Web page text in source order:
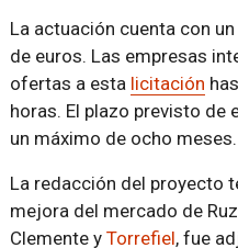
La actuación cuenta con
de euros. Las empresas
ofertas a esta licitación
horas. El plazo previsto de
un máximo de ocho meses.
La redacción del proyecto
mejora del mercado de
Clemente y Torrefiel, fue